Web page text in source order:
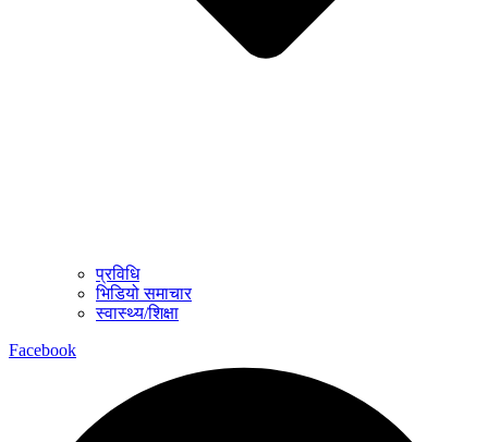
प्रविधि
भिडियो समाचार
स्वास्थ्य/शिक्षा
Facebook